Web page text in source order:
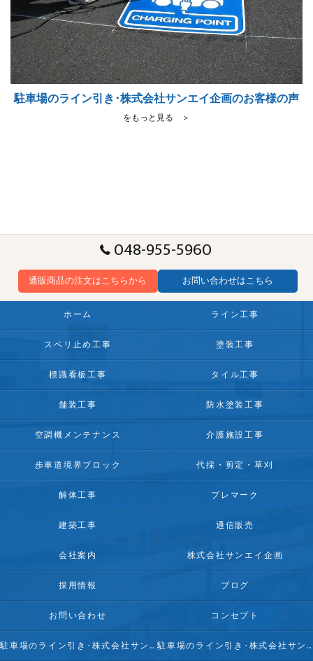
駐車場のライン引き･株式会社サンエイ企画のお客様の声
をもっと見る ＞
048-955-5960
通販商品の注文はこちらから お問い合わせはこちら
ホーム ライン工事
スベリ止め工事 塗装工事
標識看板工事 タイル工事
舗装工事 防水塗装工事
空調機メンテナンス 介護施設工事
歩車道境界ブロック 代採・剪定・草刈
解体工事 プレマーク
建築工事 通信販売
会社案内 株式会社サンエイ企画
採用情報 ブログ
お問い合わせ コンセプト
駐車場のライン引き･株式会社サンエイ企画の口コミ情報 駐車場のライン引き･株式会社サンエイ企画の評判